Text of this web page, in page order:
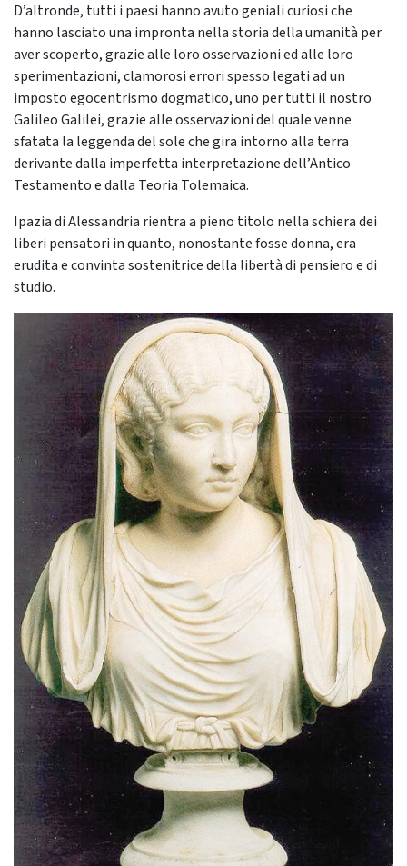
D’altronde, tutti i paesi hanno avuto geniali curiosi che
hanno lasciato una impronta nella storia della umanità per
aver scoperto, grazie alle loro osservazioni ed alle loro
sperimentazioni, clamorosi errori spesso legati ad un
imposto egocentrismo dogmatico, uno per tutti il nostro
Galileo Galilei, grazie alle osservazioni del quale venne
sfatata la leggenda del sole che gira intorno alla terra
derivante dalla imperfetta interpretazione dell’Antico
Testamento e dalla Teoria Tolemaica.
Ipazia di Alessandria rientra a pieno titolo nella schiera dei
liberi pensatori in quanto, nonostante fosse donna, era
erudita e convinta sostenitrice della libertà di pensiero e di
studio.